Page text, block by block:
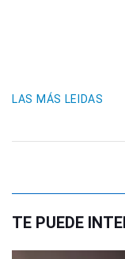
LAS MÁS LEIDAS
TE PUEDE